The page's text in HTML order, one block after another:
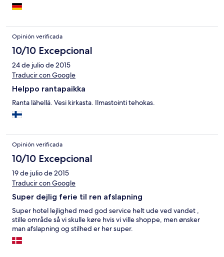
Opinión verificada
10/10 Excepcional
24 de julio de 2015
Traducir con Google
Helppo rantapaikka
Ranta lähellä. Vesi kirkasta. Ilmastointi tehokas.
Opinión verificada
10/10 Excepcional
19 de julio de 2015
Traducir con Google
Super dejlig ferie til ren afslapning
Super hotel lejlighed med god service helt ude ved vandet ,
stille område så vi skulle køre hvis vi ville shoppe, men ønsker
man afslapning og stilhed er her super.